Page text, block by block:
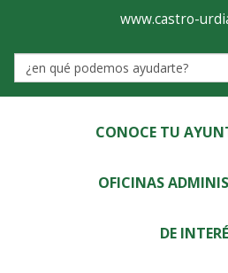
de
Castro-
Urdiales
www.castro-
Label
CONOCE TU
OFICINAS
DE